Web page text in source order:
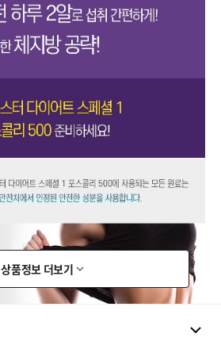
상품정보 더보기